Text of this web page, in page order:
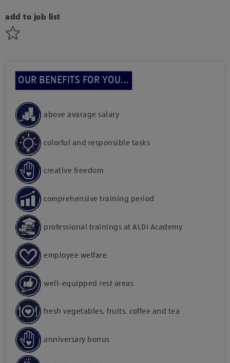
add to job list
OUR BENEFITS FOR YOU...
above avarage salary
colorful and responsible tasks
creative freedom
comprehensive training period
professional trainings at ALDI Academy
employee welfare
well-equipped rest areas
fresh vegetables, fruits, coffee and tea
anniversary bonus